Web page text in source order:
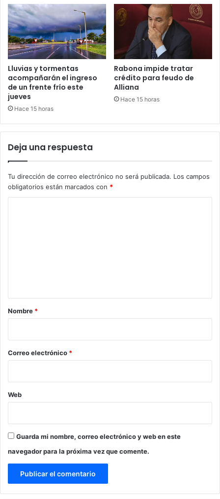
Lluvias y tormentas
acompañarán el ingreso
de un frente frío este
jueves
Hace 15 horas
Rabona impide tratar
crédito para feudo de
Alliana
Hace 15 horas
Deja una respuesta
Tu dirección de correo electrónico no será publicada. Los campos
obligatorios están marcados con *
r
*
Nombre *
Correo electrónico *
Web
Guarda mi nombre, correo electrónico y web en este
navegador para la próxima vez que comente.